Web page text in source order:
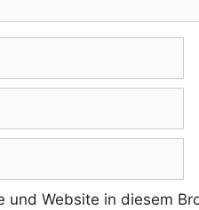
und Website in diesem